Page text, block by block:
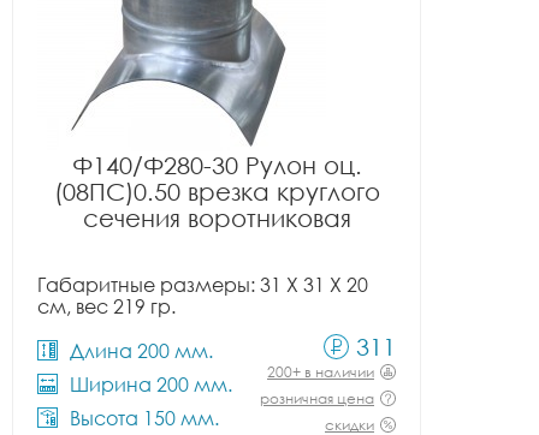
Ф140/Ф280-30 Рулон оц.
(08ПС)0.50 врезка круглого
сечения воротниковая
Габаритные размеры: 31 X 31 X 20
см, вес 219 гр.
Длина 200 мм.
Ширина 200 мм.
Высота 150 мм.
311
200+ в наличии
розничная цена
скидки